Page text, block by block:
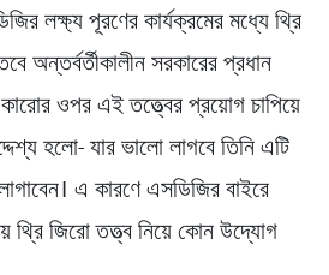
লক্ষ্য পূরণের কার্যক্রমের মধ্যে থ্রি
অন্তর্বর্তীকালীন সরকারের প্রধান
ওপর এই তত্ত্বের প্রয়োগ চাপিয়ে
হলো- যার ভালো লাগবে তিনি এটি
এ কারণে এসডিজির বাইরে
থ্রি জিরো তত্ত্ব নিয়ে কোন উদ্যোগ